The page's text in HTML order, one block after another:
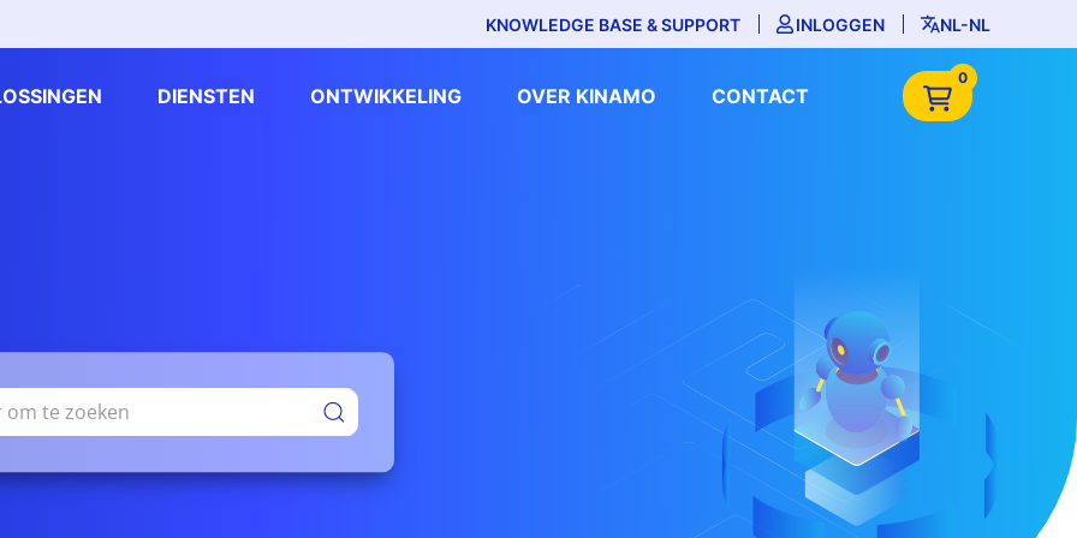
KNOWLEDGE BASE & SUPPORT INLOGGEN NL-NL
DIENSTEN ONTWIKKELING OVER KINAMO CONTACT
0